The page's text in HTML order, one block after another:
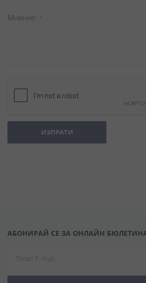
Мнение
ИЗПРАТИ
АБОНИРАЙ СЕ ЗА ОНЛАЙН